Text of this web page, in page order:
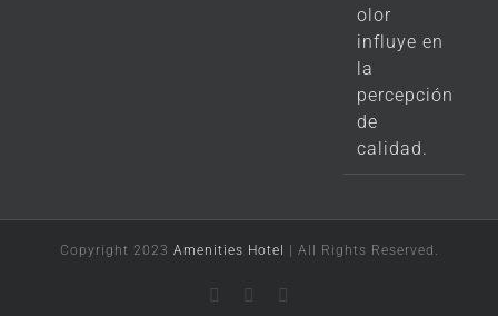
olor
influye en
la
percepción
de
calidad.
Copyright 2023 Amenities Hotel | All Rights Reserved.
LinkedIn